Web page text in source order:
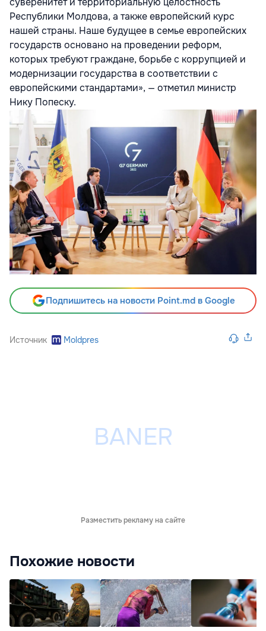
Республики Молдова, а также европейский курс
нашей страны. Наше будущее в семье европейских
государств основано на проведении реформ,
которых требуют граждане, борьбе с коррупцией и
модернизации государства в соответствии с
европейскими стандартами», — отметил министр
Нику Попеску.
Подпишитесь на новости Point.md в Google
Источник Moldpres
Разместить рекламу на сайте
Похожие новости